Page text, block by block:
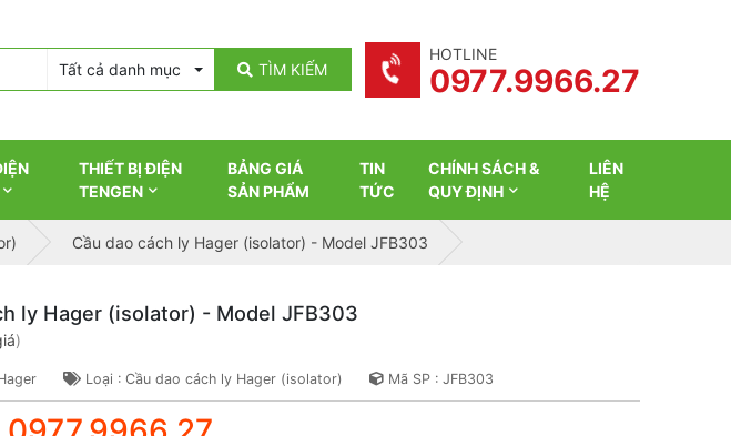
Tất cả danh mục TÌM KIẾM
HOTLINE
0977.9966.27
THIẾT BỊ ĐIỆN
TENGEN
BẢNG GIÁ
SẢN PHẨM
TIN
TỨC
CHÍNH SÁCH &
QUY ĐỊNH
LIÊN
HỆ
Cầu dao cách ly Hager (isolator) - Model JFB303
ly Hager (isolator) - Model JFB303
)
Loại : Cầu dao cách ly Hager (isolator) Mã SP : JFB303